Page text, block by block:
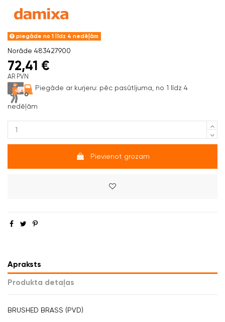
piegāde no 1 līdz 4 nedēļām
Norāde 483427900
72,41 €
AR PVN
Piegāde ar kurjeru: pēc pasūtījuma, no 1 līdz 4
nedēļām
Pievienot grozam
Apraksts
Produkta detaļas
BRUSHED BRASS (PVD)